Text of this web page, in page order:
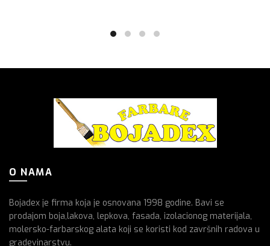
O NAMA
Bojadex je firma koja je osnovana 1998 godine. Bavi se
prodajom boja,lakova, lepkova, fasada, izolacionog materijala,
molersko-farbarskog alata koji se koristi kod završnih radova u
gradevinarstvu.